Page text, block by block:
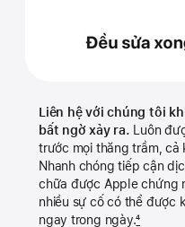
Liên hệ với chúng tôi
bất ngờ xảy ra.
Luôn
trước mọi thăng trầm, cả
Nhanh chóng tiếp cận
chữa được Apple chứng
nhiều sự cố có thể được
ngay trong ngày.4